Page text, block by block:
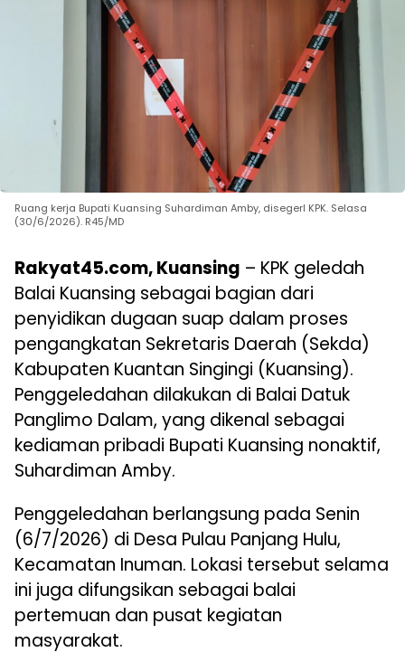
Ruang kerja Bupati Kuansing Suhardiman Amby, disegerl KPK. Selasa
(30/6/2026). R45/MD
Rakyat45.com, Kuansing – KPK geledah
Balai Kuansing sebagai bagian dari
penyidikan dugaan suap dalam proses
pengangkatan Sekretaris Daerah (Sekda)
Kabupaten Kuantan Singingi (Kuansing).
Penggeledahan dilakukan di Balai Datuk
Panglimo Dalam, yang dikenal sebagai
kediaman pribadi Bupati Kuansing nonaktif,
Suhardiman Amby.
Penggeledahan berlangsung pada Senin
(6/7/2026) di Desa Pulau Panjang Hulu,
Kecamatan Inuman. Lokasi tersebut selama
ini juga difungsikan sebagai balai
pertemuan dan pusat kegiatan
masyarakat.